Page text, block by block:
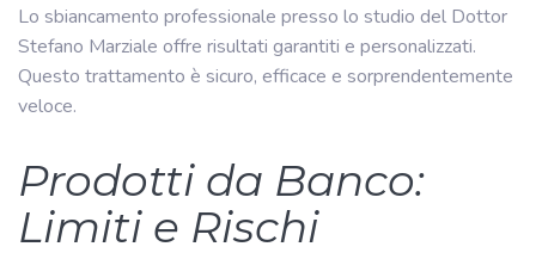
Lo sbiancamento professionale presso lo studio del Dottor
Stefano Marziale offre risultati garantiti e personalizzati.
Questo trattamento è sicuro, efficace e sorprendentemente
veloce.
Prodotti da Banco:
Limiti e Rischi